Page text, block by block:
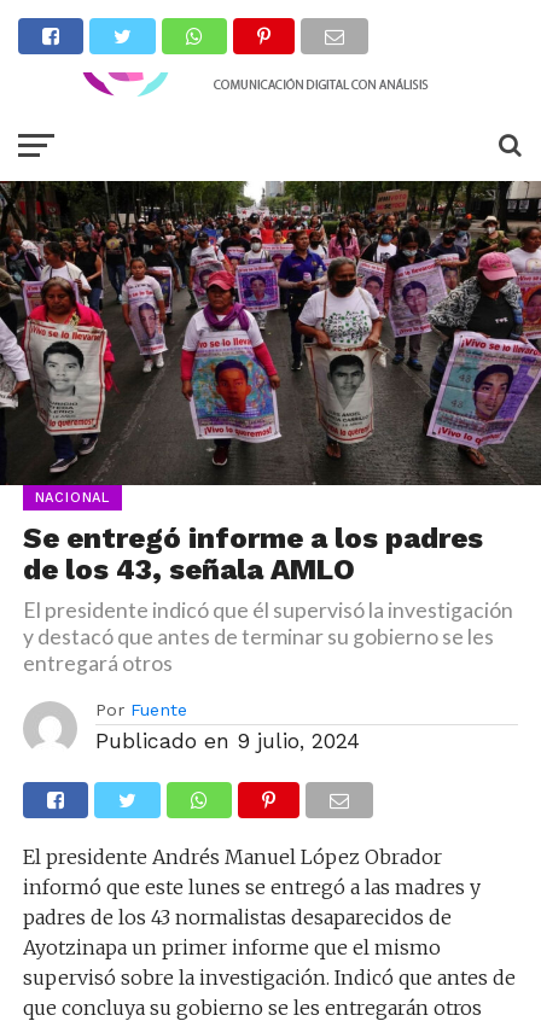
NACIONAL
Se entregó informe a los padres
de los 43, señala AMLO
El presidente indicó que él supervisó la investigación
y destacó que antes de terminar su gobierno se les
entregará otros
Por Fuente
Publicado en 9 julio, 2024
El presidente Andrés Manuel López Obrador
informó que este lunes se entregó a las madres y
padres de los 43 normalistas desaparecidos de
Ayotzinapa un primer informe que el mismo
supervisó sobre la investigación. Indicó que antes de
que concluya su gobierno se les entregarán otros